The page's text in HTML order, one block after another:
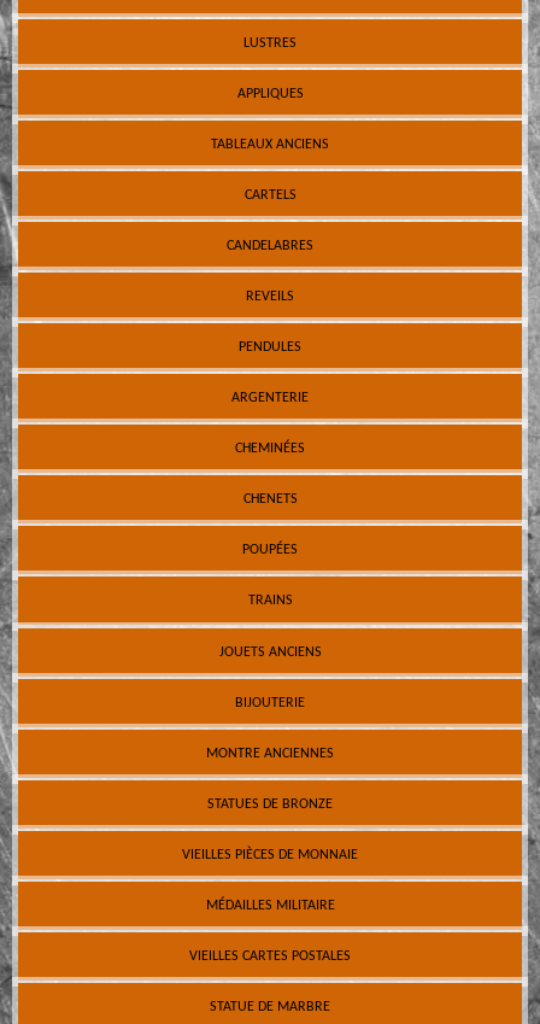
LUSTRES
APPLIQUES
TABLEAUX ANCIENS
CARTELS
CANDELABRES
REVEILS
PENDULES
ARGENTERIE
CHEMINÉES
CHENETS
POUPÉES
TRAINS
JOUETS ANCIENS
BIJOUTERIE
MONTRE ANCIENNES
STATUES DE BRONZE
VIEILLES PIÈCES DE MONNAIE
MÉDAILLES MILITAIRE
VIEILLES CARTES POSTALES
STATUE DE MARBRE